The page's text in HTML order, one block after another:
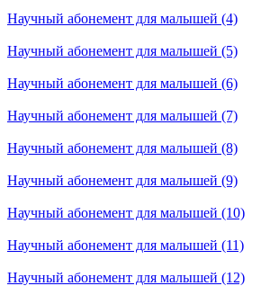
Научный абонемент для малышей (4)
Научный абонемент для малышей (5)
Научный абонемент для малышей (6)
Научный абонемент для малышей (7)
Научный абонемент для малышей (8)
Научный абонемент для малышей (9)
Научный абонемент для малышей (10)
Научный абонемент для малышей (11)
Научный абонемент для малышей (12)